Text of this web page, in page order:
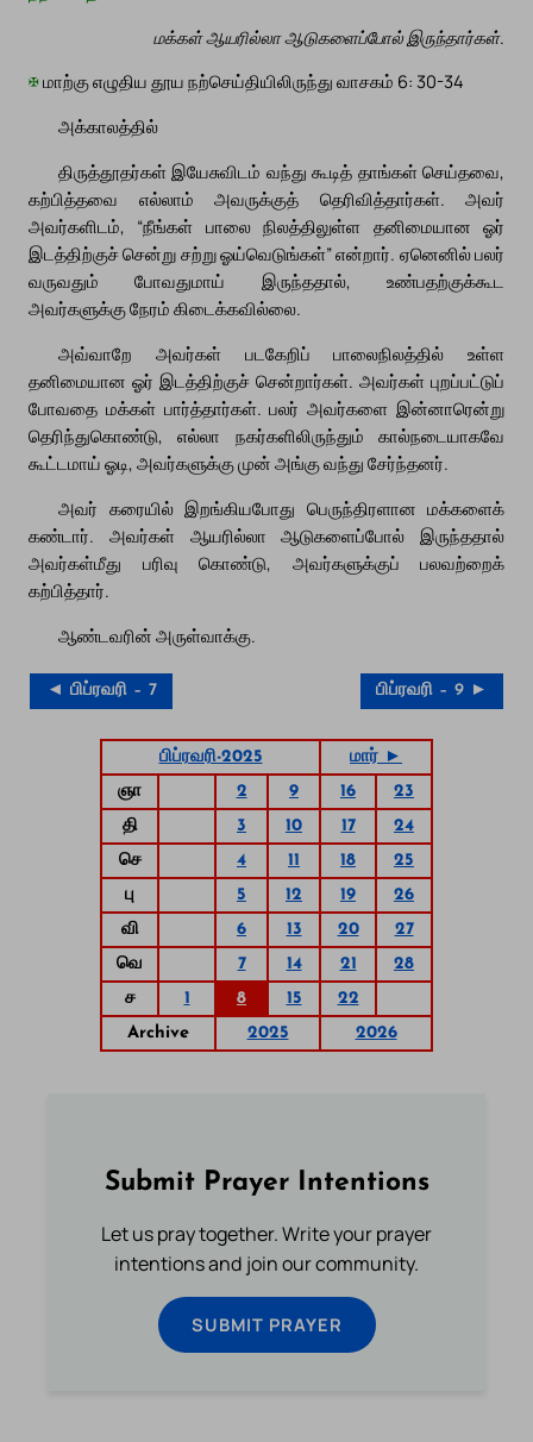
மக்கள் ஆயரில்லா ஆடுகளைப்போல் இருந்தார்கள்.
✠ மாற்கு எழுதிய தூய நற்செய்தியிலிருந்து வாசகம் 6: 30-34
அக்காலத்தில்
திருத்தூதர்கள் இயேசுவிடம் வந்து கூடித் தாங்கள் செய்தவை,
கற்பித்தவை எல்லாம் அவருக்குத் தெரிவித்தார்கள். அவர்
அவர்களிடம், “நீங்கள் பாலை நிலத்திலுள்ள தனிமையான ஓர்
இடத்திற்குச் சென்று சற்று ஓய்வெடுங்கள்” என்றார். ஏனெனில் பலர்
வருவதும் போவதுமாய் இருந்ததால், உண்பதற்குக்கூட
அவர்களுக்கு நேரம் கிடைக்கவில்லை.
அவ்வாறே அவர்கள் படகேறிப் பாலைநிலத்தில் உள்ள
தனிமையான ஓர் இடத்திற்குச் சென்றார்கள். அவர்கள் புறப்பட்டுப்
போவதை மக்கள் பார்த்தார்கள். பலர் அவர்களை இன்னாரென்று
தெரிந்துகொண்டு, எல்லா நகர்களிலிருந்தும் கால்நடையாகவே
கூட்டமாய் ஓடி, அவர்களுக்கு முன் அங்கு வந்து சேர்ந்தனர்.
அவர் கரையில் இறங்கியபோது பெருந்திரளான மக்களைக்
கண்டார். அவர்கள் ஆயரில்லா ஆடுகளைப்போல் இருந்ததால்
அவர்கள்மீது பரிவு கொண்டு, அவர்களுக்குப் பலவற்றைக்
கற்பித்தார்.
ஆண்டவரின் அருள்வாக்கு.
◄ பிப்ரவரி – 7 பிப்ரவரி – 9 ►
பிப்ரவரி-2025
மார் ►
ஞா
2 9 16
23
தி
3 10 17
24
செ
4 11 18
25
பு
5 12 19
26
வி
6 13 20
27
வெ
7 14 21
28
ச
1 8 15
22
Archive
2025 2026
Submit Prayer Intentions
Let us pray together. Write your prayer
intentions and join our community.
SUBMIT PRAYER